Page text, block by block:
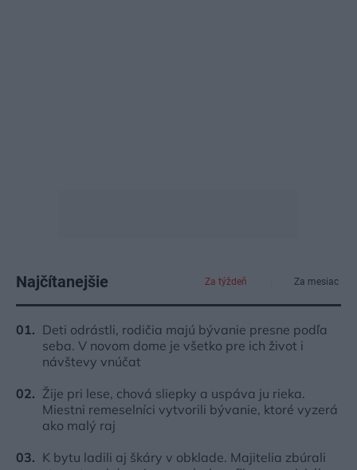
Najčítanejšie Za týždeň Za mesiac
Deti odrástli, rodičia majú bývanie presne podľa
seba. V novom dome je všetko pre ich život i
návštevy vnúčat
Žije pri lese, chová sliepky a uspáva ju rieka.
Miestni remeselníci vytvorili bývanie, ktoré vyzerá
ako malý raj
K bytu ladili aj škáry v obklade. Majitelia zbúrali